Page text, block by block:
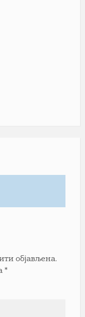
објављена.
*